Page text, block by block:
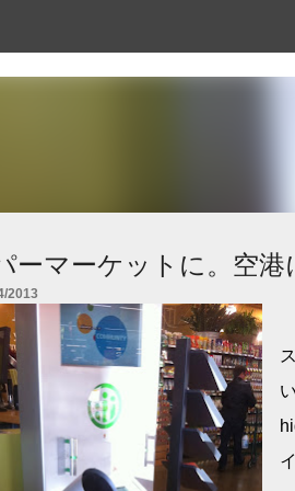
ーマーケットに。空港
2013